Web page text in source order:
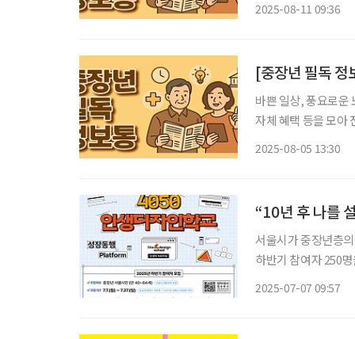
2025-08-11 09:36
[중장년 필독 정
바쁜 일상, 풍요로운
자체 혜택 등을 모아 전달 드립니다. 송파구, 어디서
2025-08-05 13:30
“10년 후 나를
서울시가 중장년층
하반기 참여자 250명을 27일까
2025-07-07 09:57